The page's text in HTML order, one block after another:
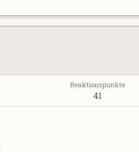
Reaktionspunkte
41